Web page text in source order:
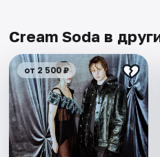
Cream Soda в
от 2 500 ₽